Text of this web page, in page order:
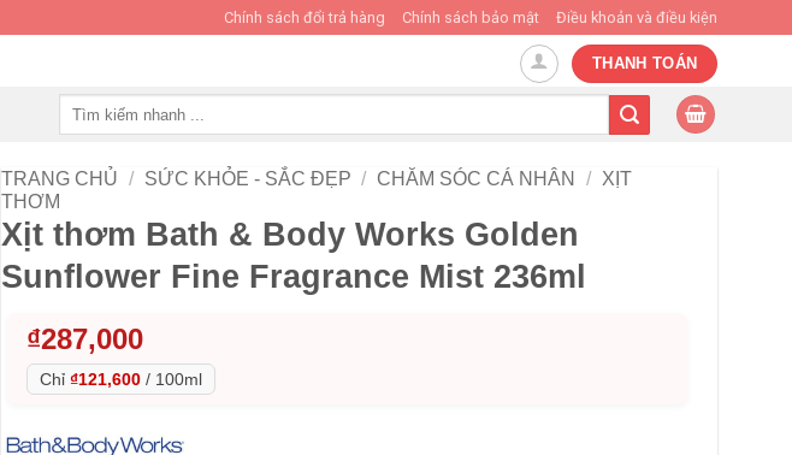
Chính sách đổi trả hàng Chính sách bảo mật Điều khoản và điều kiện
THANH TOÁN
TRANG CHỦ / SỨC KHỎE - SẮC ĐẸP / CHĂM SÓC CÁ NHÂN / XỊT
THƠM
Xịt thơm Bath & Body Works Golden
Sunflower Fine Fragrance Mist 236ml
₫287,000
Chỉ ₫121,600 / 100ml